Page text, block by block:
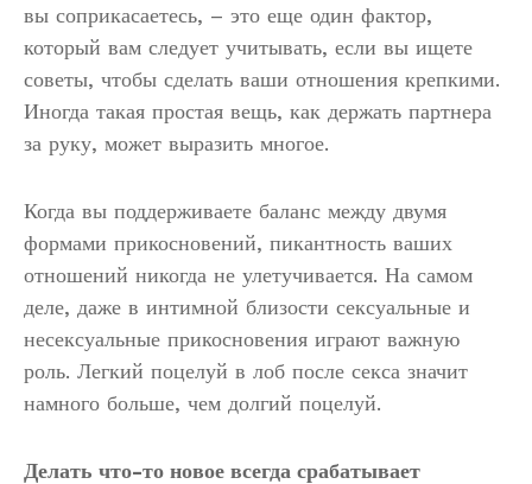
вы соприкасаетесь, – это еще один фактор,
который вам следует учитывать, если вы ищете
советы, чтобы сделать ваши отношения крепкими.
Иногда такая простая вещь, как держать партнера
за руку, может выразить многое.
Когда вы поддерживаете баланс между двумя
формами прикосновений, пикантность ваших
отношений никогда не улетучивается. На самом
деле, даже в интимной близости сексуальные и
несексуальные прикосновения играют важную
роль. Легкий поцелуй в лоб после секса значит
намного больше, чем долгий поцелуй.
Делать что-то новое всегда срабатывает